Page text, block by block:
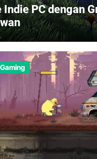
Indie PC dengan